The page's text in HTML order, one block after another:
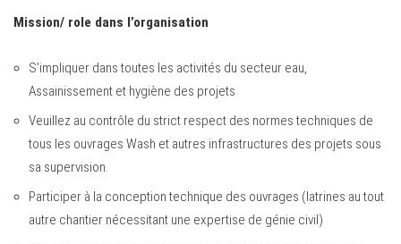
Mission/ role dans l’organisation
S’impliquer dans toutes les activités du secteur eau,
Assainissement et hygiène des projets
Veuillez au contrôle du strict respect des normes techniques de
tous les ouvrages Wash et autres infrastructures des projets sous
sa supervision.
Participer à la conception technique des ouvrages (latrines au tout
autre chantier nécessitant une expertise de génie civil)